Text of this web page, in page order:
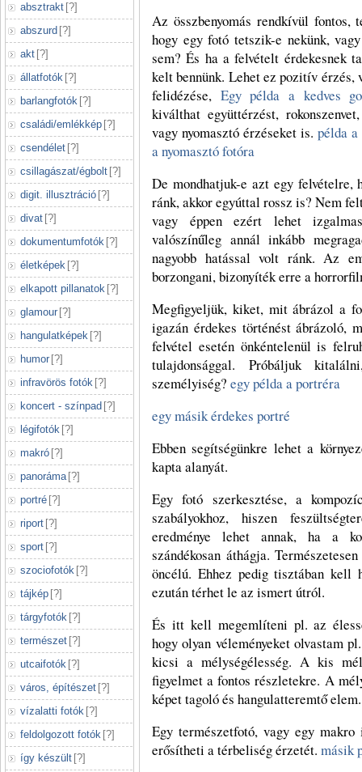
absztrakt [?]
abszurd [?]
akt [?]
állatfotók [?]
barlangfotók [?]
családi/emlékkép [?]
csendélet [?]
csillagászat/égbolt [?]
digit. illusztráció [?]
divat [?]
dokumentumfotók [?]
életképek [?]
elkapott pillanatok [?]
glamour [?]
hangulatképek [?]
humor [?]
infravörös fotók [?]
koncert - színpad [?]
légifotók [?]
makró [?]
panoráma [?]
portré [?]
riport [?]
sport [?]
szociofotók [?]
tájkép [?]
tárgyfotók [?]
természet [?]
utcaifotók [?]
város, építészet [?]
vízalatti fotók [?]
feldolgozott fotók [?]
így készült [?]
Az összbenyomás rendkívül fontos,
hogy egy fotó tetszik-e nekünk,
sem? És ha a felvételt érdekesnek
kelt bennünk. Lehet ez pozitív érzés,
felidézése, Egy példa a kedves
kiválthat együttérzést,
vagy nyomasztó érzéseket is. példa
a nyomasztó fotóra
De mondhatjuk-e azt egy felvételre,
ránk, akkor egyúttal rossz is? Nem
vagy éppen ezért lehet
valószínűleg annál inkább
nagyobb hatással volt ránk. Az
borzongani, bizonyíték erre a
Megfigyeljük, kiket, mit ábrázol a
igazán érdekes történést ábrázoló,
felvétel esetén önkéntelenül is
tulajdonsággal. Próbáljuk
személyiség? egy példa a portréra
egy másik érdekes portré
Ebben segítségünkre lehet a
kapta alanyát.
Egy fotó szerkesztése, a
szabályokhoz, hiszen
eredménye lehet annak, ha a
szándékosan áthágja.
öncélú. Ehhez pedig tisztában kell
ezután térhet le az ismert útról.
És itt kell megemlíteni pl. az
hogy olyan véleményeket olvastam
kicsi a mélységélesség. A kis
figyelmet a fontos részletekre. A
képet tagoló és hangulatteremtő
Egy természetfotó, vagy egy
erősítheti a térbeliség érzetét. másik